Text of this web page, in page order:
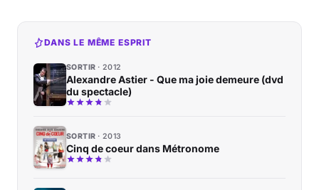
DANS LE MÊME ESPRIT
SORTIR 2012
Alexandre Astier - Que ma joie demeure (dvd
du spectacle)
SORTIR 2013
Cinq de coeur dans Métronome